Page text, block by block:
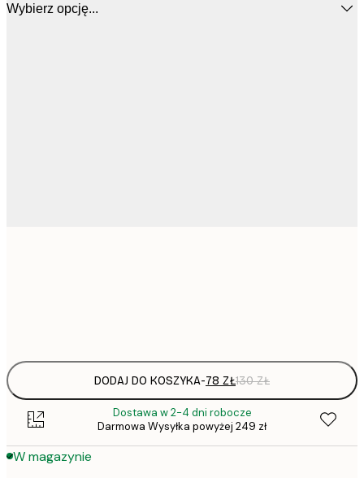
Wybierz opcję...
DODAJ DO KOSZYKA-78 ZŁ130 ZŁ
Dostawa w 2-4 dni robocze
Darmowa Wysyłka powyżej 249 zł
W magazynie